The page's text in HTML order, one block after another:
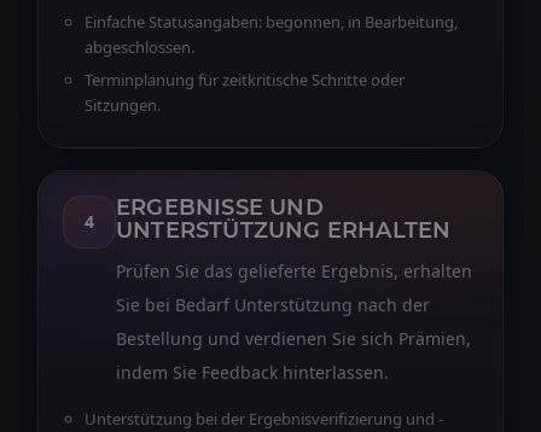
Einfache Statusangaben: begonnen, in Bearbeitung,
abgeschlossen.
Terminplanung für zeitkritische Schritte oder
Sitzungen.
4
ERGEBNISSE UND
UNTERSTÜTZUNG ERHALTEN
Prüfen Sie das gelieferte Ergebnis, erhalten
Sie bei Bedarf Unterstützung nach der
Bestellung und verdienen Sie sich Prämien,
indem Sie Feedback hinterlassen.
Unterstützung bei der Ergebnisverifizierung und -